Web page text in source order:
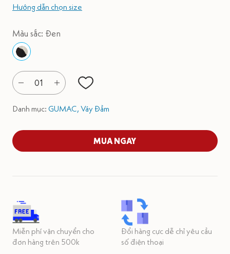
Hướng dẫn chọn size
Màu sắc: Đen
01
Danh mục: GUMAC, Váy Đầm
MUA NGAY
Miễn phí vận chuyển cho
đơn hàng trên 500k
Đổi hàng cực dễ chỉ yêu cầu
số điện thoại